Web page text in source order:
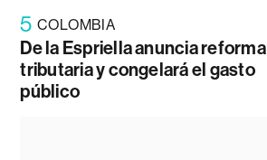
5 COLOMBIA
De la Espriella anuncia reforma
tributaria y congelará el gasto
público